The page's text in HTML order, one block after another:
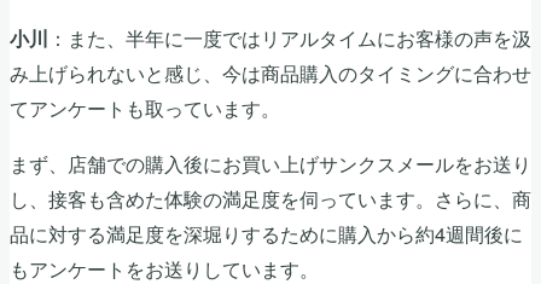
小川 ：また、半年に一度ではリアルタイムにお客様の声を汲
み上げられないと感じ、今は商品購入のタイミングに合わせ
てアンケートも取っています。
まず、店舗での購入後にお買い上げサンクスメールをお送り
し、接客も含めた体験の満足度を伺っています。さらに、商
品に対する満足度を深堀りするために購入から約4週間後に
もアンケートをお送りしています。